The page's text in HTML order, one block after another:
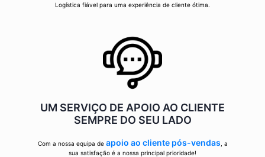
Logística fiável para uma experiência de cliente ótima.
UM SERVIÇO DE APOIO AO CLIENTE
SEMPRE DO SEU LADO
Com a nossa equipa de apoio ao cliente pós-vendas , a
sua satisfação é a nossa principal prioridade!